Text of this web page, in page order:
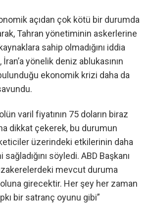
açıdan çok kötü bir durumda
Tahran yönetiminin askerlerine
sahip olmadığını iddia
İran’a yönelik deniz ablukasının
ekonomik krizi daha da
varil fiyatının 75 doların biraz
dikkat çekerek, bu durumun
üzerindeki etkilerinin daha
söyledi. ABD Başkanı
mevcut duruma
girecektir. Her şey her zaman
bir satranç oyunu gibi”